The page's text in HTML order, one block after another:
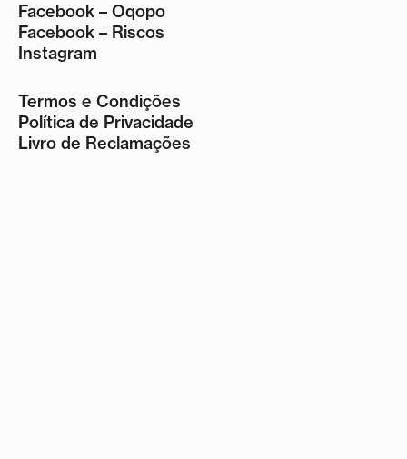
Facebook – Oqopo
Facebook – Riscos
Instagram
Termos e Condições
Política de Privacidade
Livro de Reclamações